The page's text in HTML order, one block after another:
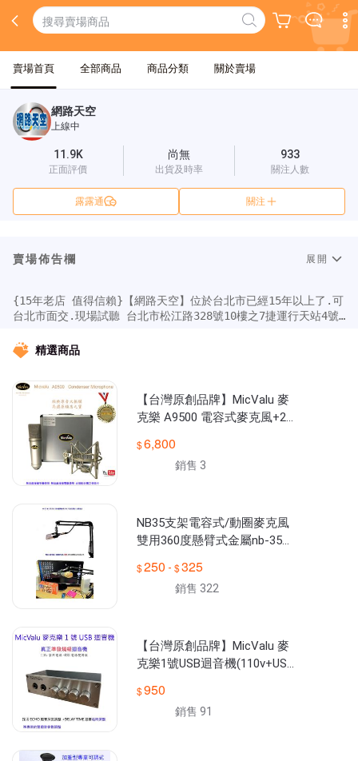
賣場首頁 全部商品 商品分類 關於賣場
網路天空
上線中
11.9K
正面評價
尚無
出貨及時率
933
關注人數
露露通 關注
賣場佈告欄 展開
{15年老店 值得信賴}【網路天空】位於台北市已經15年以上了.可
台北市面交.現場試聽 台北市松江路328號10樓之7捷運行天站4號
0935260808預約).✪統編93103311網路天空依法規稅籍登記並按
時繳納課稅稅款.提供網紅手機直播設備/APP電腦錄音/麥克風/汽
精選商品
【台灣原創品牌】MicValu 麥
克樂 A9500 電容式麥克風+2
6,800
銷售 3
NB35支架電容式/動圈麥克風
雙用360度懸臂式金屬nb-35
網送166種音效
250 - 325
銷售 322
【台灣原創品牌】MicValu 麥
克樂1號USB迴音機(110v+USB
拉OK機！ 網路天空
950
銷售 91